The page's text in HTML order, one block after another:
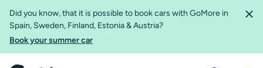
Did you know, that it is possible to book cars with GoMore in
Spain, Sweden, Finland, Estonia & Austria?
Book your summer car